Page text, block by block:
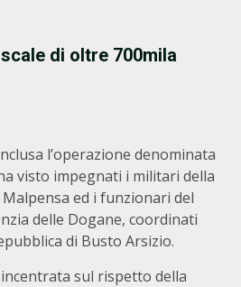
di oltre 700mila
l’operazione denominata
visto impegnati i militari della
ed i funzionari del
delle Dogane, coordinati
di Busto Arsizio.
sul rispetto della